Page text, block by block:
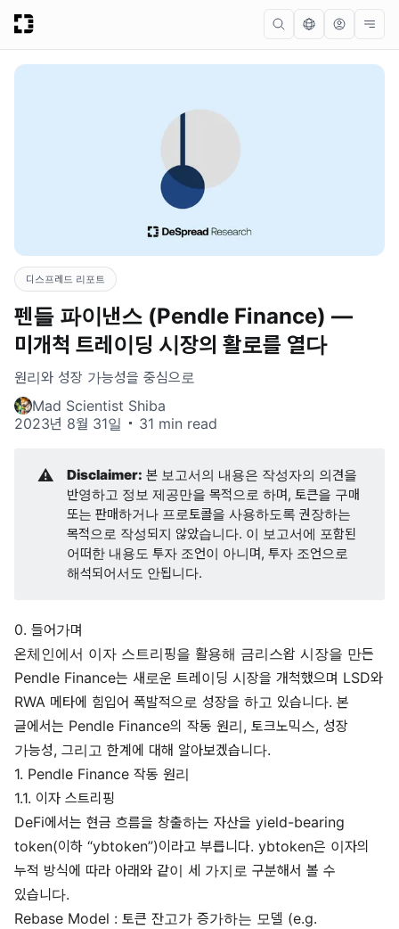
디스프레드 리포트
펜들 파이낸스 (Pendle Finance) —
미개척 트레이딩 시장의 활로를 열다
원리와 성장 가능성을 중심으로
Mad Scientist Shiba
2023년 8월 31일
31 min read
⚠️ Disclaimer: 본 보고서의 내용은 작성자의 의견을
반영하고 정보 제공만을 목적으로 하며, 토큰을 구매
또는 판매하거나 프로토콜을 사용하도록 권장하는
목적으로 작성되지 않았습니다. 이 보고서에 포함된
어떠한 내용도 투자 조언이 아니며, 투자 조언으로
해석되어서도 안됩니다.
0. 들어가며
온체인에서 이자 스트리핑을 활용해 금리스왑 시장을 만든
Pendle Finance는 새로운 트레이딩 시장을 개척했으며 LSD와
RWA 메타에 힘입어 폭발적으로 성장을 하고 있습니다. 본
글에서는 Pendle Finance의 작동 원리, 토크노믹스, 성장
가능성, 그리고 한계에 대해 알아보겠습니다.
1. Pendle Finance 작동 원리
1.1. 이자 스트리핑
DeFi에서는 현금 흐름을 창출하는 자산을 yield-bearing
token(이하 “ybtoken”)이라고 부릅니다. ybtoken은 이자의
누적 방식에 따라 아래와 같이 세 가지로 구분해서 볼 수
있습니다.
Rebase Model : 토큰 잔고가 증가하는 모델 (e.g.